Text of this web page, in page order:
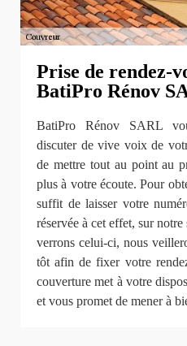
Prise de rendez-
BatiPro Rénov
BatiPro Rénov SARL
discuter de vive voix de
de mettre tout au point au
plus à votre écoute. Pour
suffit de laisser votre
réservée à cet effet, sur
verrons celui-ci, nous
tôt afin de fixer votre
couverture met à votre
et vous promet de mener à